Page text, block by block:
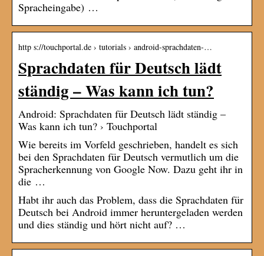
Spracheingabe) …
http s://touchportal.de › tutorials › android-sprachdaten-…
Sprachdaten für Deutsch lädt
ständig – Was kann ich tun?
Android: Sprachdaten für Deutsch lädt ständig –
Was kann ich tun? › Touchportal
Wie bereits im Vorfeld geschrieben, handelt es sich
bei den Sprachdaten für Deutsch vermutlich um die
Spracherkennung von Google Now. Dazu geht ihr in
die …
Habt ihr auch das Problem, dass die Sprachdaten für
Deutsch bei Android immer heruntergeladen werden
und dies ständig und hört nicht auf? …